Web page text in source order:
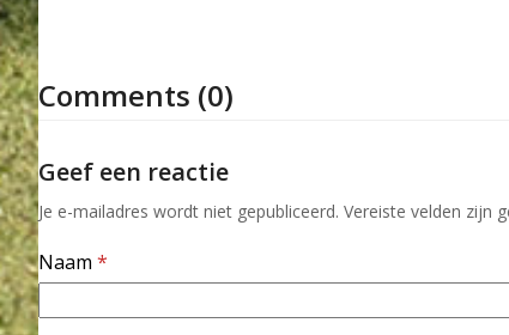
Comments (0)
Geef een reactie
Je e-mailadres wordt niet gepubliceerd. Vereiste velden zijn
Naam *